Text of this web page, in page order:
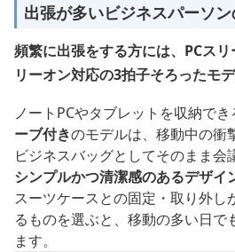
出張が多いビジネスパーソ
頻繁に出張をする方には、PCス
リーオン対応の3拍子そろったモ
ノートPCやタブレットを収納でき
ーブ付きのモデルは、移動中の衝
ビジネスバッグとしてそのまま会
シンプルかつ清潔感のあるデザイ
スーツケースとの固定・取り外し
るものを選ぶと、移動の多い日で
ます。